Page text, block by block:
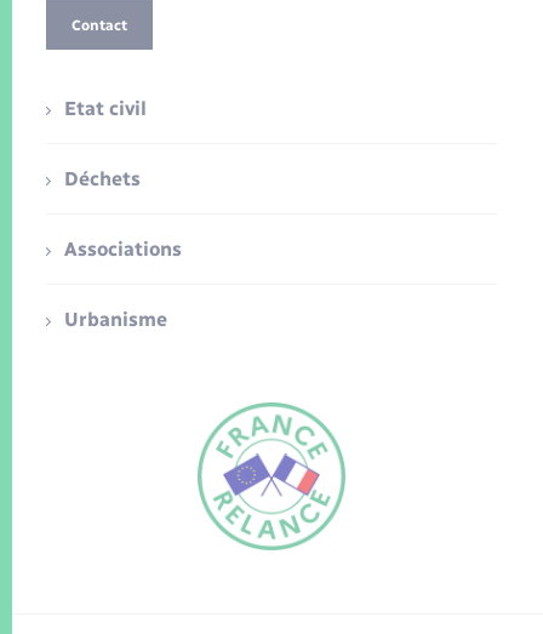
Contact
Etat civil
Déchets
Associations
Urbanisme